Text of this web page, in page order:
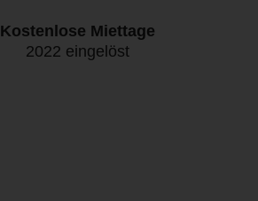
Kostenlose Miettage
2022 eingelöst